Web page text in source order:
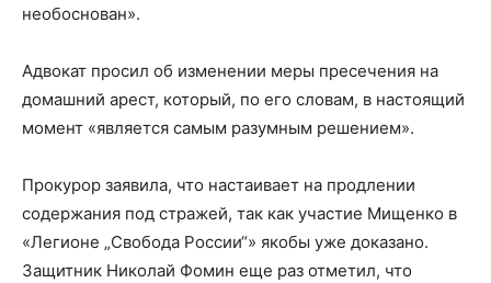
необоснован».
Адвокат просил об изменении меры пресечения на
домашний арест, который, по его словам, в настоящий
момент «является самым разумным решением».
Прокурор заявила, что настаивает на продлении
содержания под стражей, так как участие Мищенко в
«Легионе „Свобода России“» якобы уже доказано.
Защитник Николай Фомин еще раз отметил, что